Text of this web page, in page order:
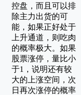
控盘，而且可以排
除主力出货的可
能，如果正好处于
上升通道，则吃肉
的概率极大。如果
股票涨停，量比小
于1，说明还有较
大的上涨空间，次
日再次涨停的概率